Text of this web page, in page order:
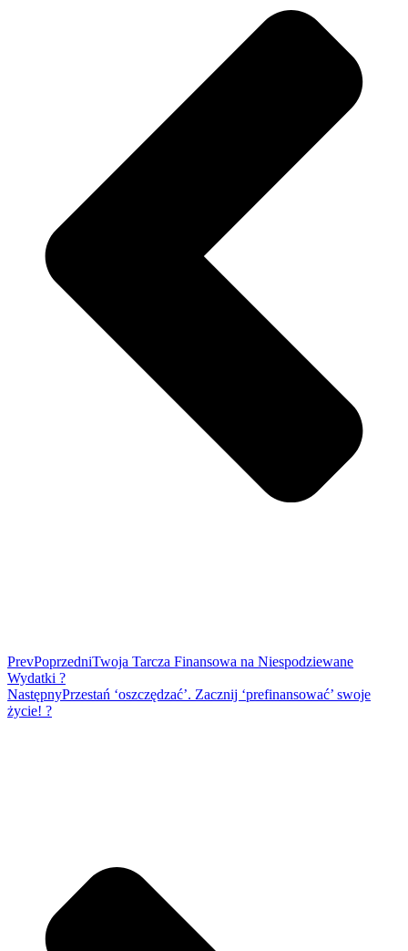
PrevPoprzedniTwoja Tarcza Finansowa na Niespodziewane
Wydatki ?️
NastępnyPrzestań ‘oszczędzać’. Zacznij ‘prefinansować’ swoje
życie! ?